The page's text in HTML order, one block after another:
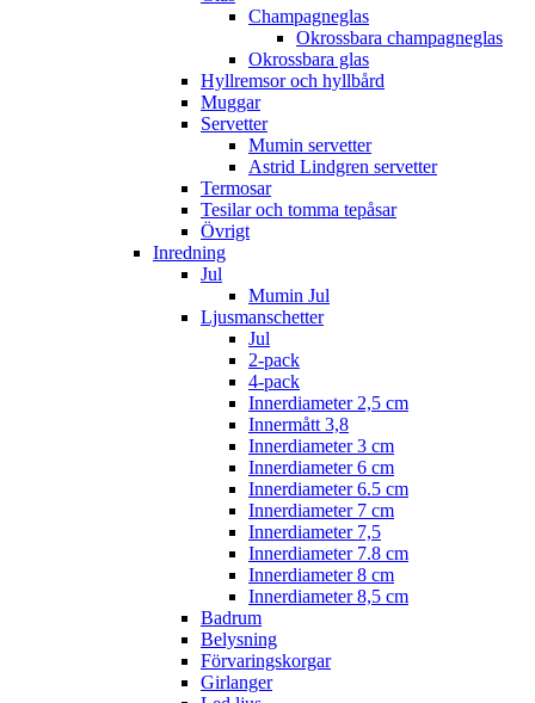
Champagneglas
Okrossbara champagneglas
Okrossbara glas
Hyllremsor och hyllbård
Muggar
Servetter
Mumin servetter
Astrid Lindgren servetter
Termosar
Tesilar och tomma tepåsar
Övrigt
Inredning
Jul
Mumin Jul
Ljusmanschetter
Jul
2-pack
4-pack
Innerdiameter 2,5 cm
Innermått 3,8
Innerdiameter 3 cm
Innerdiameter 6 cm
Innerdiameter 6.5 cm
Innerdiameter 7 cm
Innerdiameter 7,5
Innerdiameter 7.8 cm
Innerdiameter 8 cm
Innerdiameter 8,5 cm
Badrum
Belysning
Förvaringskorgar
Girlanger